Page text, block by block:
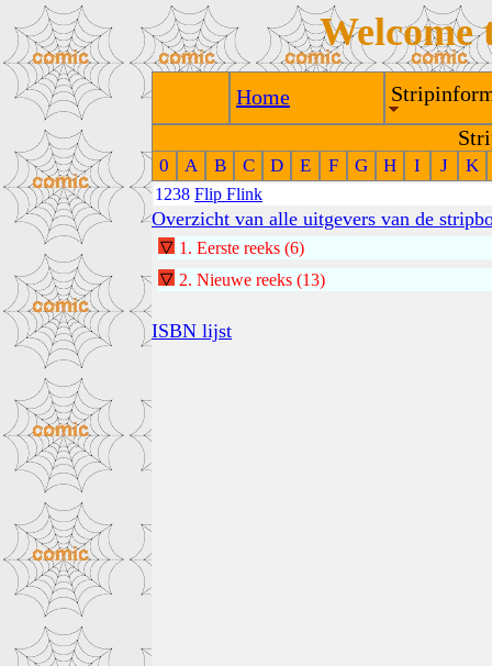
Welcome
Home
0 A B C D E F G H I J K
1238 Flip Flink
Overzicht van alle uitgevers van de
1 . Eerste reeks (6)
2. Nieuwe reeks (13)
ISBN lijst